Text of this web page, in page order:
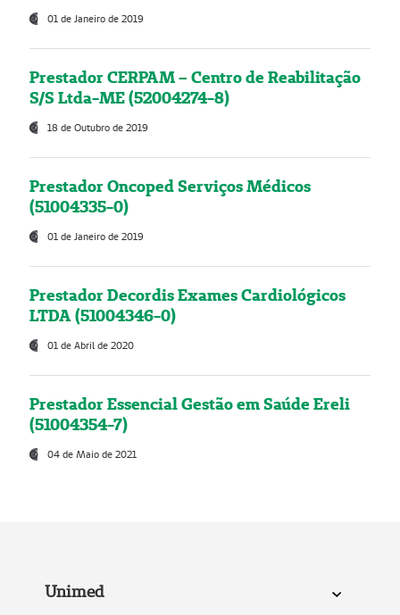
01 de Janeiro de 2019
Prestador CERPAM – Centro de Reabilitação
S/S Ltda-ME (52004274-8)
18 de Outubro de 2019
Prestador Oncoped Serviços Médicos
(51004335-0)
01 de Janeiro de 2019
Prestador Decordis Exames Cardiológicos
LTDA (51004346-0)
01 de Abril de 2020
Prestador Essencial Gestão em Saúde Ereli
(51004354-7)
04 de Maio de 2021
Unimed